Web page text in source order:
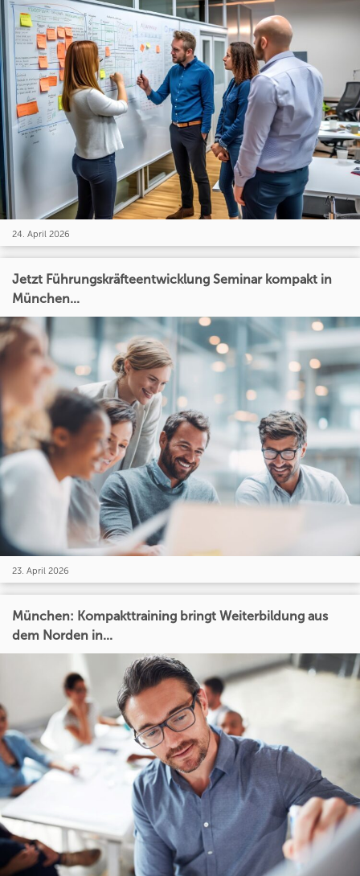
24. April 2026
Jetzt Führungskräfteentwicklung Seminar kompakt in
München...
23. April 2026
München: Kompakttraining bringt Weiterbildung aus
dem Norden in...